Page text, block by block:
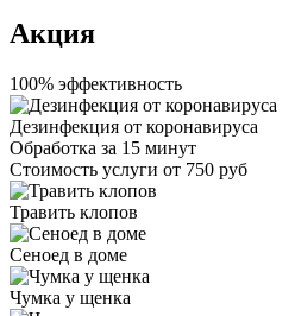
Акция
100% эффективность
Дезинфекция от коронавируса
Обработка за 15 минут
Стоимость услуги от 750 руб
Травить клопов
Сеноед в доме
Чумка у щенка